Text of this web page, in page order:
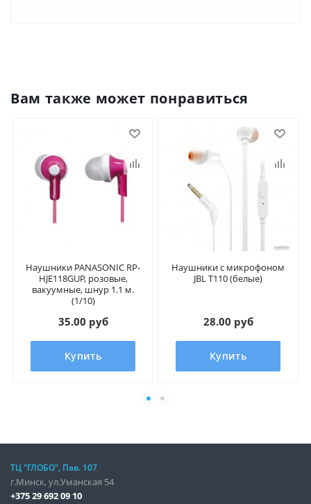
Вам также может понравиться
Наушники PANASONIC RP-
HJE118GUP, розовые,
вакуумные, шнур 1.1 м.
(1/10)
35.00 руб
Купить
Наушники с микрофоном
JBL T110 (белые)
28.00 руб
Купить
ТЦ "ГЛОБО", Пав. 107
г.Минск, ул.Уманская 54
+375 29 692 09 10